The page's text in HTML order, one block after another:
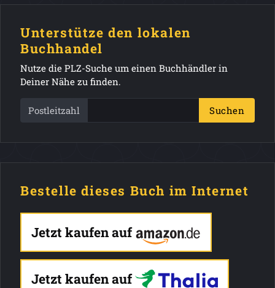
Unterstütze den lokalen
Buchhandel
Nutze die PLZ-Suche um einen Buchhändler in
Deiner Nähe zu finden.
Postleitzahl Suchen
Bestelle dieses Buch im Internet
Jetzt kaufen auf
Jetzt kaufen auf